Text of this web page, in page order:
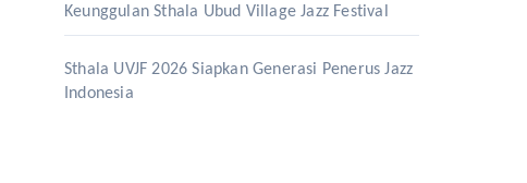
Keunggulan Sthala Ubud Village Jazz Festival
Sthala UVJF 2026 Siapkan Generasi Penerus Jazz
Indonesia